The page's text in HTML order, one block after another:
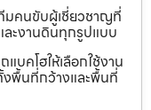
คนขับผู้เชี่ยวชาญที่
ะงานดินทุกรูปแบบ
แบคโฮให้เลือกใช้งาน
งพื้นที่กว้างและพื้นที่